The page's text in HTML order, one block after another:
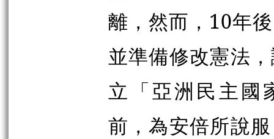
離，然而，10年
並準備修改憲法
立「亞洲民主國
前，為安倍所說